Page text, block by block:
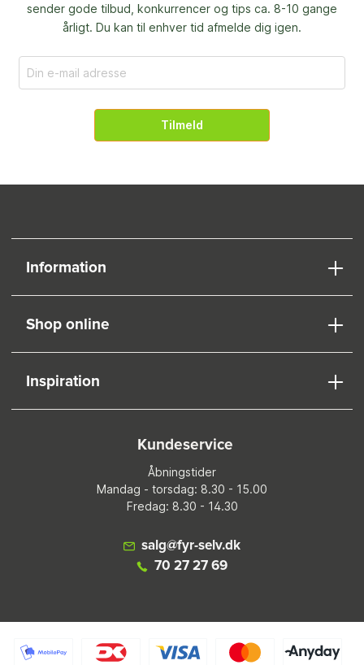
sender gode tilbud, konkurrencer og tips ca. 8-10 gange
årligt. Du kan til enhver tid afmelde dig igen.
Tilmeld
Information
Shop online
Inspiration
Kundeservice
Åbningstider
Mandag - torsdag: 8.30 - 15.00
Fredag: 8.30 - 14.30
salg@fyr-selv.dk
70 27 27 69